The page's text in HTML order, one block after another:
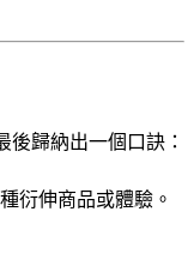
後歸納出一個口訣：
衍伸商品或體驗。